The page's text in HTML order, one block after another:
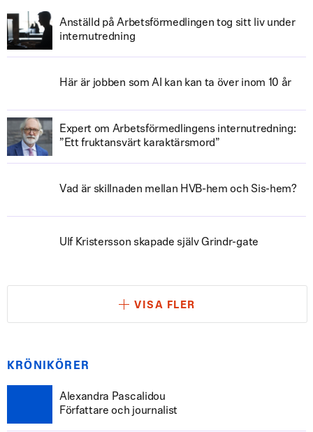
Anställd på Arbetsförmedlingen tog sitt liv under
internutredning
Här är jobben som AI kan kan ta över inom 10 år
Expert om Arbetsförmedlingens internutredning:
”Ett fruktansvärt karaktärsmord”
Vad är skillnaden mellan HVB-hem och Sis-hem?
Ulf Kristersson skapade själv Grindr-gate
VISA FLER
KRÖNIKÖRER
Alexandra Pascalidou
Författare och journalist